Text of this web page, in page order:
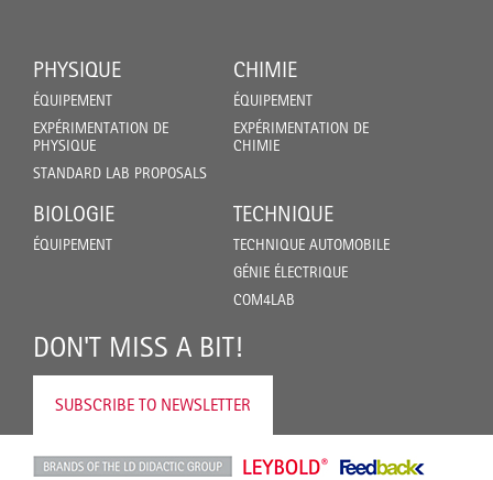
PHYSIQUE
ÉQUIPEMENT
EXPÉRIMENTATION DE
PHYSIQUE
STANDARD LAB PROPOSALS
CHIMIE
ÉQUIPEMENT
EXPÉRIMENTATION DE
CHIMIE
BIOLOGIE
ÉQUIPEMENT
TECHNIQUE
TECHNIQUE AUTOMOBILE
GÉNIE ÉLECTRIQUE
COM4LAB
DON'T MISS A BIT!
SUBSCRIBE TO NEWSLETTER